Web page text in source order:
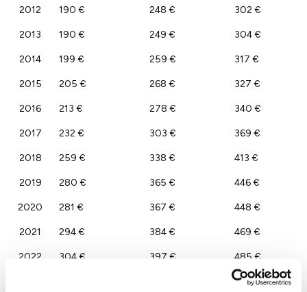
2012 190 € 248 € 302 €
2013 190 € 249 € 304 €
2014 199 € 259 € 317 €
2015 205 € 268 € 327 €
2016 213 € 278 € 340 €
2017 232 € 303 € 369 €
2018 259 € 338 € 413 €
2019 280 € 365 € 446 €
2020 281 € 367 € 448 €
2021 294 € 384 € 469 €
2022 304 € 397 € 485 €
470 €